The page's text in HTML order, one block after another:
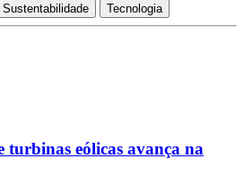
Sustentabilidade Tecnologia
turbinas eólicas avança na